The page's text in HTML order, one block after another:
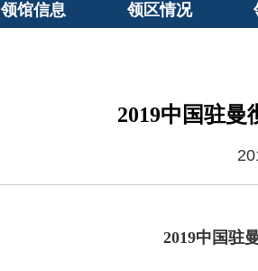
领馆信息 领区情况
2019中国驻曼
2019中国驻